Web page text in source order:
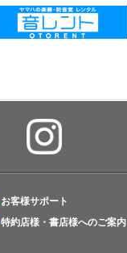
お客様サポート
特約店様・書店様へのご案内